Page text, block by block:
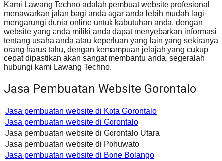
Kami Lawang Techno adalah pembuat website profesional
menawarkan jalan bagi anda agar anda lebih mudah lagi
mengarungi dunia online untuk kabutuhan anda, dengan
website yang anda miliki anda dapat menyebarkan informasi
tentang usaha anda atau keperluan yang lain yang sekiranya
orang harus tahu, dengan kemampuan jelajah yang cukup
cepat dipastikan akan sangat membantu anda. segeralah
hubungi kami Lawang Techno.
Jasa Pembuatan Website Gorontalo
Jasa pembuatan website di Kota Gorontalo
Jasa pembuatan website di Gorontalo
Jasa pembuatan website di Gorontalo Utara
Jasa pembuatan website di Pohuwato
Jasa pembuatan website di Bone Bolango